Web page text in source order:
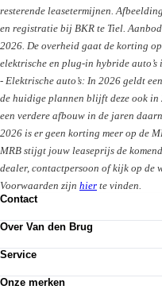
resterende leasetermijnen.
en registratie bij BKR te Tiel.
2026. De overheid gaat de korting
elektrische en plug-in hybride
- Elektrische auto’s: In 2026 geldt
de huidige plannen blijft deze ook
een verdere afbouw in de jaren
2026 is er geen korting meer op de
MRB stijgt jouw leaseprijs de
dealer, contactpersoon of kijk op de
Voorwaarden zijn hier te vinden.
Contact
Vestigingen
Van den Brug account
Over Van den Brug
Over Van den Brug
Partnerships
Service
Pechhulp
Onze merken